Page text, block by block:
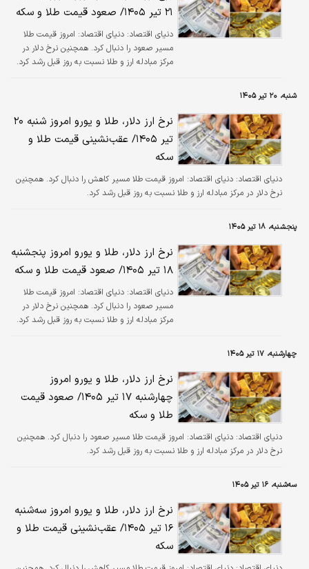
۲۱ تیر ۱۴۰۵/ صعود قیمت طلا و سکه
دنیای اقتصاد: دنیای اقتصاد: امروز قیمت طلا
مسیر صعود را دنبال کرد. همچنین نرخ دلار در
مرکز مبادله ارز و طلا نسبت به روز قبل رشد کرد.
شنبه، ۲۰ تیر ۱۴۰۵
نرخ ارز دلار، طلا و یورو امروز شنبه ۲۰
تیر ۱۴۰۵/ عقب‌نشینی قیمت طلا و
سکه
دنیای اقتصاد:
دنیای اقتصاد: امروز قیمت طلا مسیر کاهش را دنبال کرد. همچنین
نرخ دلار در مرکز مبادله ارز و طلا نسبت به روز قبل رشد کرد.
پنجشنبه، ۱۸ تیر ۱۴۰۵
نرخ ارز دلار، طلا و یورو امروز پنجشنبه
۱۸ تیر ۱۴۰۵/ صعود قیمت طلا و سکه
دنیای اقتصاد: دنیای اقتصاد: امروز قیمت طلا
مسیر صعود را دنبال کرد. همچنین نرخ دلار در
مرکز مبادله ارز و طلا نسبت به روز قبل رشد کرد.
چهارشنبه، ۱۷ تیر ۱۴۰۵
نرخ ارز دلار، طلا و یورو امروز
چهارشنبه ۱۷ تیر ۱۴۰۵/ صعود قیمت
طلا و سکه
دنیای اقتصاد:
دنیای اقتصاد: امروز قیمت طلا مسیر صعود را دنبال کرد. همچنین
نرخ دلار در مرکز مبادله ارز و طلا نسبت به روز قبل رشد کرد.
سه‌شنبه، ۱۶ تیر ۱۴۰۵
نرخ ارز دلار، طلا و یورو امروز سه‌شنبه
۱۶ تیر ۱۴۰۵/ عقب‌نشینی قیمت طلا و
سکه